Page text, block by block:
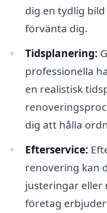
dig en tydlig
förvänta dig.
Tidsplanering:
professionella
en realistisk
dig att hålla
Efterservice:
renovering kan
justeringar eller
företag